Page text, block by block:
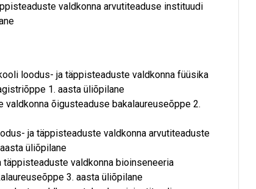
valdkonna arvutiteaduse instituudi
loodus- ja täppisteaduste valdkonna füüsika
1. aasta üliõpilane
valdkonna õigusteaduse bakalaureuseõppe 2.
ja täppisteaduste valdkonna arvutiteaduste
üliõpilane
täppisteaduste valdkonna bioinseneeria
3. aasta üliõpilane